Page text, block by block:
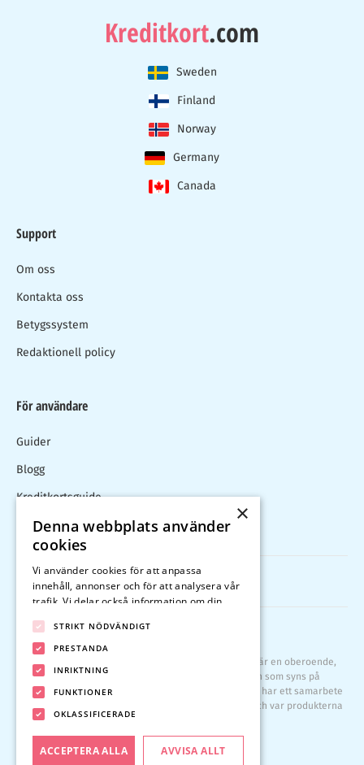
Kreditkort.com
Sweden
Finland
Norway
Germany
Canada
Support
Om oss
Kontakta oss
Betygssystem
Redaktionell policy
För användare
Guider
Blogg
Kreditkortsguide
Kalkylator
Kreditkort.com drivs av Compary AB (556955-1004) och är en oberoende,
annonsstödd jämförelsesajt av kreditkort. Kreditkorten som syns på
hemsidan kan komma från företag som Kreditkort.com har ett samarbete
med, och får betalt av. Betalningen kan påverka hur och var produkterna
listas på hemsidan.
×
Denna webbplats använder
cookies
Vi använder cookies för att anpassa
innehåll, annonser och för att analysera vår
trafik. Vi delar också information om din
reklam- och analyspartners som kan
kombinera den med annan information som
du har tillhandahållit dem eller som de har
samlat in från din användning av deras
tjänster.Integritetspolicy
STRIKT NÖDVÄNDIGT
PRESTANDA
INRIKTNING
FUNKTIONER
OKLASSIFICERADE
ACCEPTERA ALLA AVVISA ALLT